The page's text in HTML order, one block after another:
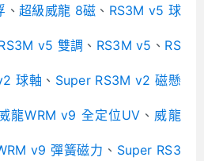
、 超級威龍 8磁 、 RS3M v5 球
v5 雙調 、 RS3M v5 、 RS
球軸 、 Super RS3M v2 磁懸
龍WRM v9 全定位UV 、 威龍
v9 彈簧磁力 、 Super RS3